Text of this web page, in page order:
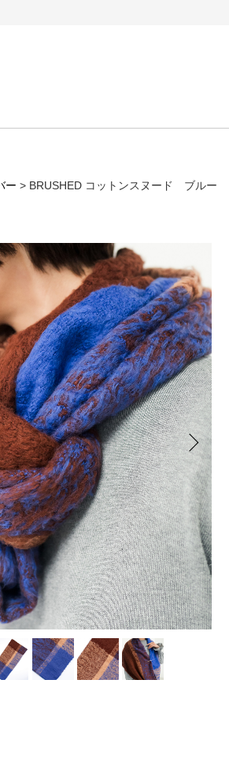
ー > BRUSHED コットンスヌード ブルー